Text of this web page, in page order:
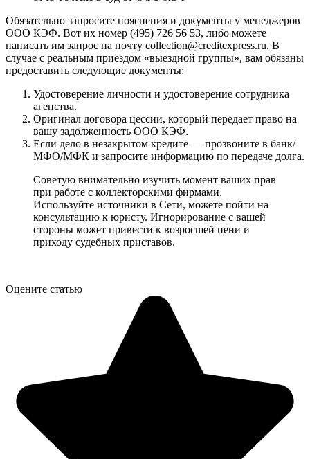
Обязательно запросите пояснения и документы у менеджеров
ООО КЭФ. Вот их номер (495) 726 56 53, либо можете
написать им запрос на почту collection@creditexpress.ru. В
случае с реальным приездом «выездной группы», вам обязаны
предоставить следующие документы:
Удостоверение личности и удостоверение сотрудника
агенства.
Оригинал договора цессии, который передает право на
вашу задолженность ООО КЭФ.
Если дело в незакрытом кредите — прозвоните в банк/
МФО/МФК и запросите информацию по передаче долга.
Советую внимательно изучить момент ваших прав
при работе с коллекторскими фирмами.
Используйте источники в Сети, можете пойти на
консультацию к юристу. Игнорирование с вашей
стороны может привести к возросшей пени и
приходу судебных приставов.
Оцените статью